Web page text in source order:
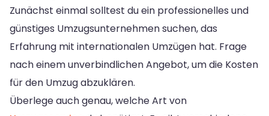
Zunächst einmal solltest du ein professionelles und
günstiges Umzugsunternehmen suchen, das
Erfahrung mit internationalen Umzügen hat. Frage
nach einem unverbindlichen Angebot, um die Kosten
für den Umzug abzuklären.
Überlege auch genau, welche Art von